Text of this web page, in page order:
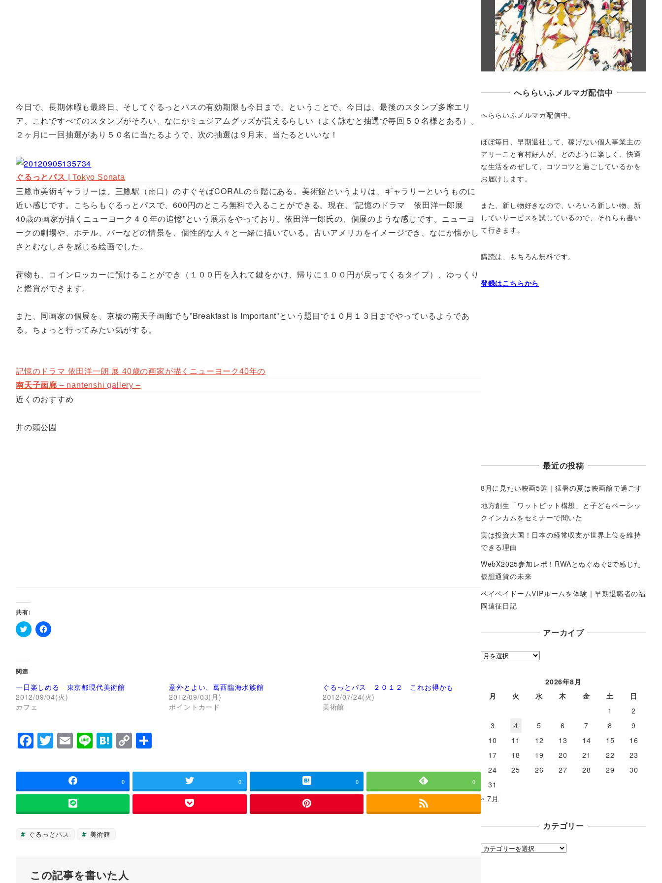
今日で、長期休暇も最終日、そしてぐるっとパスの有効期限も今日まで。ということで、今日は、最後のスタンプ多摩エリ
ア、これですべてのスタンプがそろい、なにかミュジアムグッズが貰えるらしい（よく詠むと抽選で毎回５０名様とある）。
２ヶ月に一回抽選があり５０名に当たるようで、次の抽選は９月末、当たるといいな！
ぐるっとパス | Tokyo Sonata
三鷹市美術ギャラリーは、三鷹駅（南口）のすぐそばCORALの５階にある。美術館というよりは、ギャラリーというものに
近い感じです。こちらもぐるっとパスで、600円のところ無料で入ることができる。現在、”記憶のドラマ 依田洋一郎展
40歳の画家が描くニューヨーク４０年の追憶”という展示をやっており、依田洋一郎氏の、個展のような感じです。ニューヨ
ークの劇場や、ホテル、バーなどの情景を、個性的な人々と一緒に描いている。古いアメリカをイメージでき、なにか懐かし
さとむなしさを感じる絵画でした。
荷物も、コインロッカーに預けることができ（１００円を入れて鍵をかけ、帰りに１００円が戻ってくるタイプ）、ゆっくり
と鑑賞ができます。
また、同画家の個展を、京橋の南天子画廊でも”Breakfast is Important”という題目で１０月１３日までやっているようであ
る。ちょっと行ってみたい気がする。
記憶のドラマ 依田洋一朗 展 40歳の画家が描くニューヨーク40年の
南天子画廊 – nantenshi gallery –
近くのおすすめ
井の頭公園
共有:
ク
し
て
T
i
t
t
e
r
有
(
新
ィ
ウ
で
き
ま
F
で
共
有
ク
リ
ッ
く
い
(
し
い
ン
ま
す
関連
一日楽しめる 東京都現代美術館
2012/09/04(火)
カフェ
意外とよい、葛西臨海水族館
2012/09/03(月)
ポイントカード
ぐるっとパス ２０１２ これお得かも
2012/07/24(火)
美術館
F
c
e
o
o
T
tt
er
E
ai
l
Li
e
H
e
n
C
p
y
n
0 0 0 0
ぐるっとパス 美術館
この記事を書いた人
へららいふメルマガ配信中
へららいふメルマガ配信中。
ほぼ毎日、早期退社して、稼げない個人事業主の
アリーこと有村好人が、どのように楽しく、快適
な生活をめぜして、 コツコツと過ごしているかを
お届けします。
また、新し物好きなので、いろいろ新しい物、 新
していサービスを試しているので、それらも書い
て行きます。
購読は、もちろん無料です。
登録はこちらから
最近の投稿
8月に見たい映画5選｜猛暑の夏は映画館で過ごす
地方創生「ワットビット構想」と子どもベーシッ
クインカムをセミナーで聞いた
実は投資大国！日本の経常収支が世界上位を維持
できる理由
WebX2025参加レポ！RWAとぬぐぬぐ2で感じた
仮想通貨の未来
ペイペイドームVIPルームを体験｜早期退職者の福
岡遠征日記
アーカイブ
ア
2026年8月
月
火 水 木 金 土
日
1
2
3
4 5 6 7 8
9
10
11 12 13 14 15
16
17
18 19 20 21 22
23
24
25 26 27 28 29
30
31
« 7月
カテゴリー
カ